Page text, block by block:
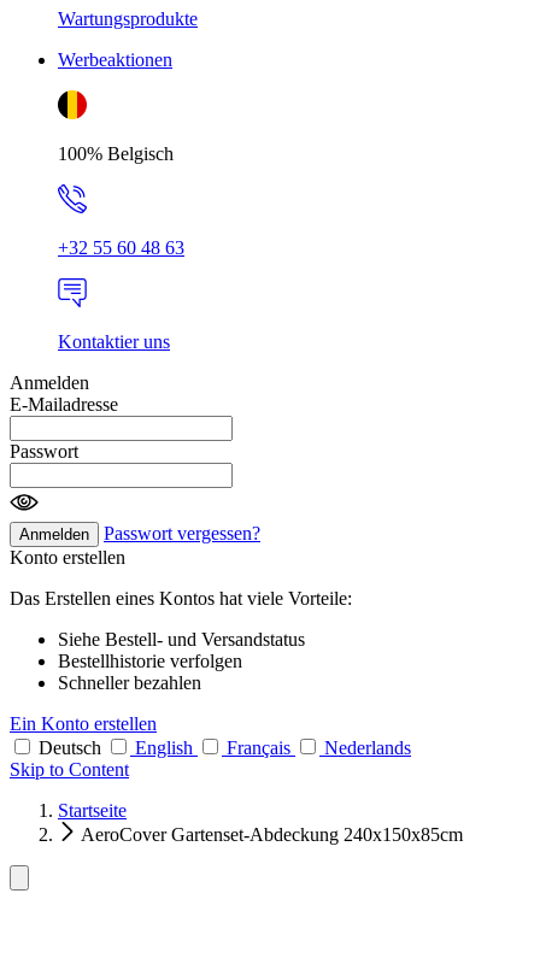
Wartungsprodukte
Werbeaktionen
100% Belgisch
+32 55 60 48 63
Kontaktier uns
Anmelden
E-Mailadresse
Passwort
Anmelden
Passwort vergessen?
Konto erstellen
Das Erstellen eines Kontos hat viele Vorteile:
Siehe Bestell- und Versandstatus
Bestellhistorie verfolgen
Schneller bezahlen
Ein Konto erstellen
Deutsch
English Français
Nederlands
Skip to Content
Startseite
AeroCover Gartenset-Abdeckung 240x150x85cm